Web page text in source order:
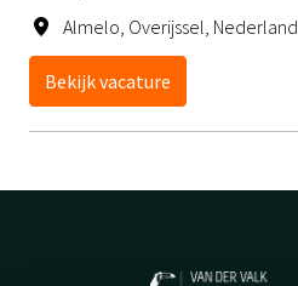
Almelo, Overijssel, Nederland
Bekijk vacature